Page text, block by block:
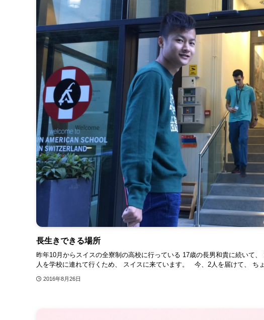
長生きできる場所
昨年10月からスイスの全寮制の高校に行っている 17歳の長男和貴に続いて
人を学校に連れて行くため、 スイスに来ています。 今、2人を届けて、 ち
2016年8月26日